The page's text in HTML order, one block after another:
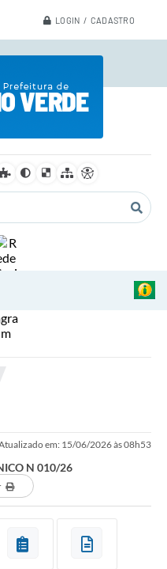
LOGIN / CADASTRO
em: 15/06/2026 às 08h53
N 010/26